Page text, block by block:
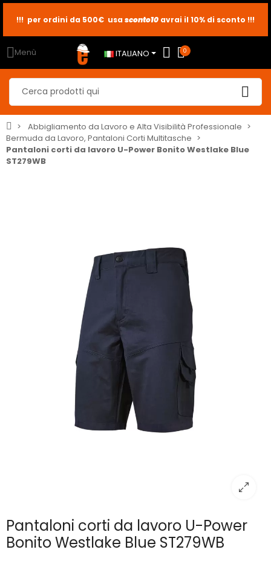
sconto2
sconto5
!!! per ordini da 500€ usa sconto10 avrai il 10% di sconto !!!
Menù ITALIANO 0
Abbigliamento da Lavoro e Alta Visibilità Professionale
Bermuda da Lavoro, Pantaloni Corti Multitasche
Pantaloni corti da lavoro U-Power Bonito Westlake Blue
ST279WB
Pantaloni corti da lavoro U-Power
Bonito Westlake Blue ST279WB